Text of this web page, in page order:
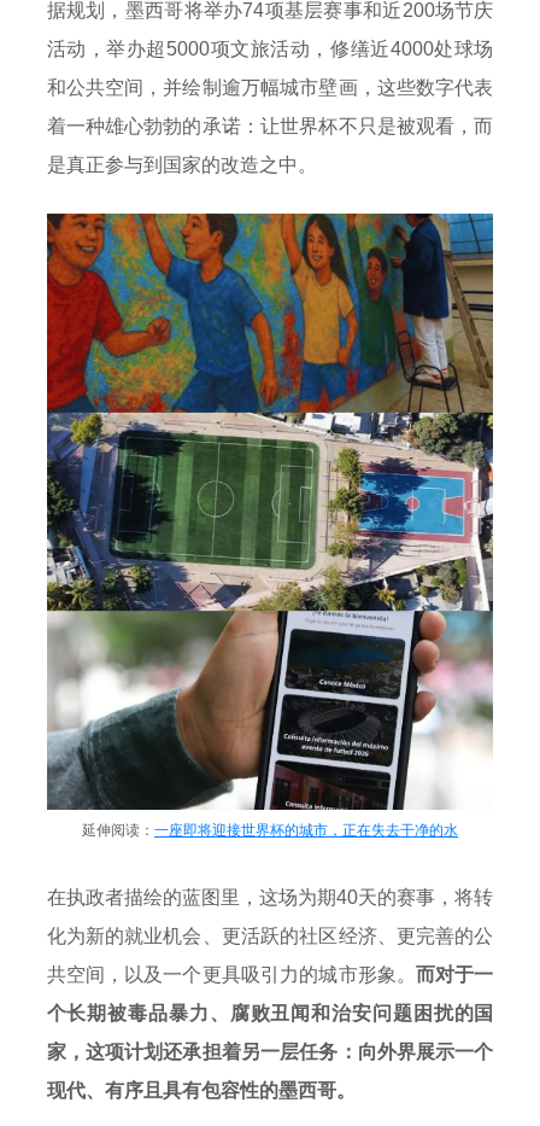
据规划，墨西哥将举办74项基层赛事和近200场节庆
活动，举办超5000项文旅活动，修缮近4000处球场
和公共空间，并绘制逾万幅城市壁画，这些数字代表
着一种雄心勃勃的承诺：让世界杯不只是被观看，而
是真正参与到国家的改造之中。
延伸阅读： 一座即将迎接世界杯的城市，正在失去干净的水
在执政者描绘的蓝图里，这场为期40天的赛事，将转
化为新的就业机会、更活跃的社区经济、更完善的公
共空间，以及一个更具吸引力的城市形象。而对于一
个长期被毒品暴力、腐败丑闻和治安问题困扰的国
家，这项计划还承担着另一层任务：向外界展示一个
现代、有序且具有包容性的墨西哥。